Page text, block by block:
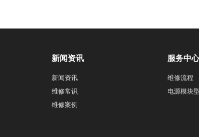
新闻资讯
新闻资讯
维修常识
维修案例
服务中
维修流程
电源模块